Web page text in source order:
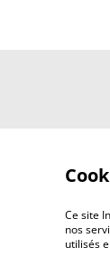
©2026
Ce site
nos
utilisés